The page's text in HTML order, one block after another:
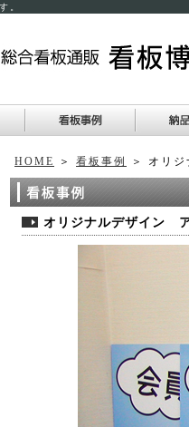
。
HOME ＞ 看板事例 ＞ オリ
オリジナルデザイン